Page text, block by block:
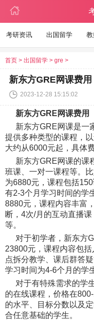
考研资讯 出国留学
首页 > 出国留学 > gre >
新东方GRE网课费用
2023-12-28 15:15:02
新东方GRE网课费用
新东方GRE网课是一
提供多种类型的课程，
大约从6000元起，具体
新东方GRE网课的课
班课、一对一课程等。
为6880元，课程包括
有2-3个月学习时间的学
8880元，课程内容丰富
断，4次/月的互动直播
等。
对于初学者，新东方
23800元，课程内容包
点拆分教学、课后群答
学习时间为4-6个月的学
对于有特殊需求的学
的在线课程，价格在
的水平、目标分数以及
合任意基础的学生。